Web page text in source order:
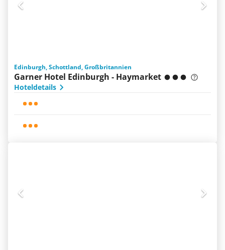
Edinburgh, Schottland, Großbritannien
Garner Hotel Edinburgh - Haymarket
Hoteldetails